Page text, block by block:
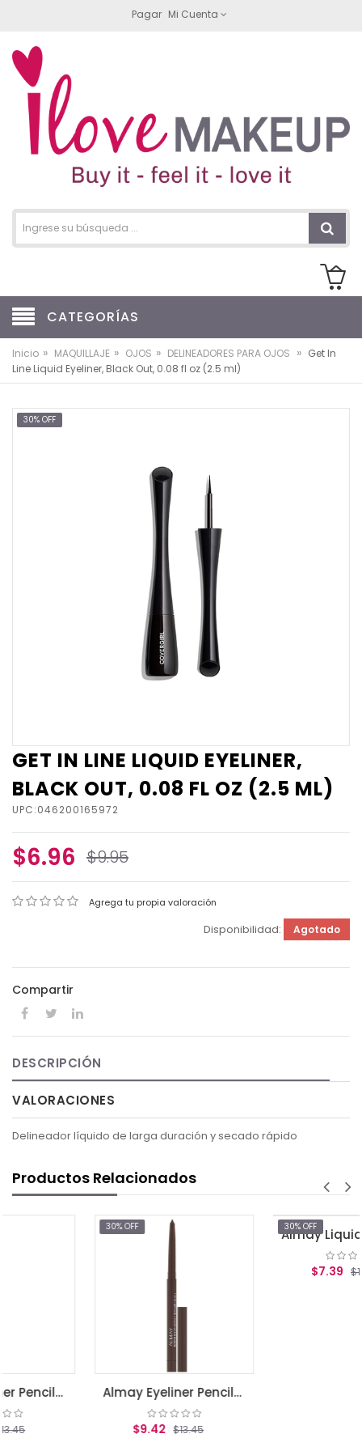
Pagar Mi Cuenta
CATEGORÍAS
Inicio » MAQUILLAJE » OJOS » DELINEADORES PARA OJOS » Get In
Line Liquid Eyeliner, Black Out, 0.08 fl oz (2.5 ml)
30% OFF
GET IN LINE LIQUID EYELINER,
BLACK OUT, 0.08 FL OZ (2.5 ML)
UPC:046200165972
$6.96 $9.95
Agrega tu propia valoración
Disponibilidad: Agotado
Compartir
DESCRIPCIÓN
VALORACIONES
Delineador líquido de larga duración y secado rápido
Productos Relacionados
Almay Eyeliner Pencil-BLACK (205) Almay Eyeliner Pencil-BROWN (207)
$13.45
$10.55